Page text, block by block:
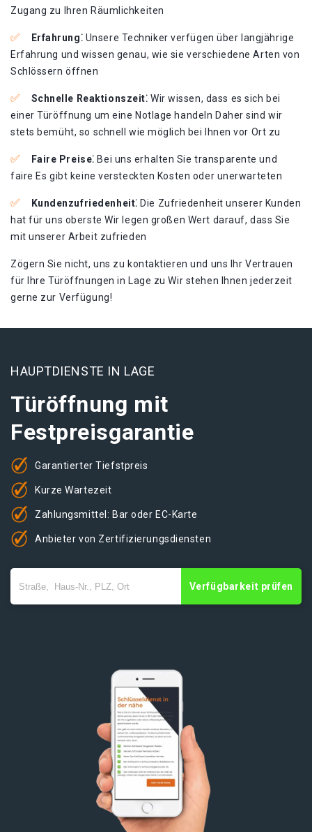
Zugang zu Ihren Räumlichkeiten
Erfahrung⁚ Unsere Techniker verfügen über langjährige
Erfahrung und wissen genau, wie sie verschiedene Arten von
Schlössern öffnen
Schnelle Reaktionszeit⁚ Wir wissen, dass es sich bei
einer Türöffnung um eine Notlage handeln Daher sind wir
stets bemüht, so schnell wie möglich bei Ihnen vor Ort zu
Faire Preise⁚ Bei uns erhalten Sie transparente und
faire Es gibt keine versteckten Kosten oder unerwarteten
Kundenzufriedenheit⁚ Die Zufriedenheit unserer Kunden
hat für uns oberste Wir legen großen Wert darauf, dass Sie
mit unserer Arbeit zufrieden
Zögern Sie nicht, uns zu kontaktieren und uns Ihr Vertrauen
für Ihre Türöffnungen in Lage zu Wir stehen Ihnen jederzeit
gerne zur Verfügung!​
HAUPTDIENSTE IN LAGE
Türöffnung mit
Festpreisgarantie
Garantierter Tiefstpreis
Kurze Wartezeit
Zahlungsmittel: Bar oder EC-Karte
Anbieter von Zertifizierungsdiensten
Verfügbarkeit prüfen